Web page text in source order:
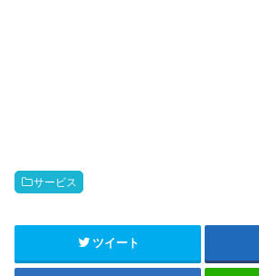
サービス
ツイート